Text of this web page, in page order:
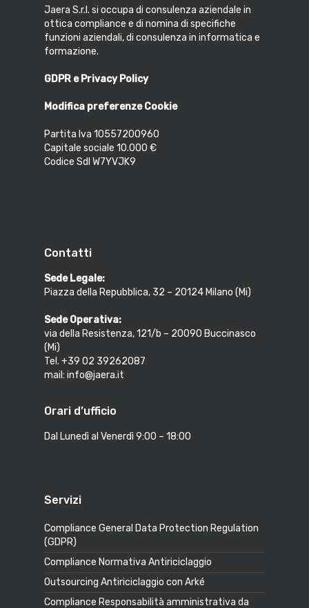
Jaera S.r.l. si occupa di consulenza aziendale in
ottica compliance e di nomina di specifiche
funzioni aziendali, di consulenza in informatica e
formazione.
GDPR e Privacy Policy
Modifica preferenze Cookie
Partita Iva 10557200960
Capitale sociale 10.000 €
Codice SdI W7YVJK9
Contatti
Sede Legale:
Piazza della Repubblica, 32 – 20124 Milano (Mi)
Sede Operativa:
via della Resistenza, 121/b – 20090 Buccinasco
(Mi)
Tel. +39 02 39262087
mail: info@jaera.it
Orari d’ufficio
Dal Lunedì al Venerdì 9:00 – 18:00
Servizi
Compliance General Data Protection Regulation
(GDPR)
Compliance Normativa Antiriciclaggio
Outsourcing Antiriciclaggio con Arké
Compliance Responsabilità amministrativa da